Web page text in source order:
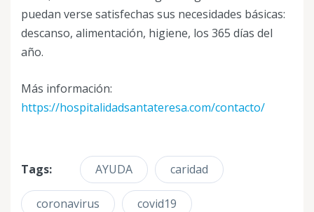
puedan verse satisfechas sus necesidades básicas:
descanso, alimentación, higiene, los 365 días del
año.
Más información:
https://hospitalidadsantateresa.com/contacto/
Tags: AYUDA caridad
coronavirus covid19